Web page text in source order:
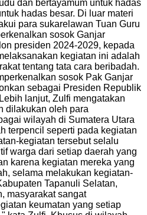
dan bertayamum untuk hadas
hadas besar. Di luar materi
para sukarelawan Tuan Guru
sosok Ganjar
presiden 2024-2029, kepada
kegiatan ini adalah
tentang tata cara beribadah.
sosok Pak Ganjar
sebagai Presiden Republik
lanjut, Zulfi mengatakan
dilakukan oleh para
wilayah di Sumatera Utara
terpencil seperti pada kegiatan
kegiatan tersebut selalu
warga dari setiap daerah yang
karena kegiatan mereka yang
selama melakukan kegiatan-
Tapanuli Selatan,
masyarakat sangat
keumatan yang setiap